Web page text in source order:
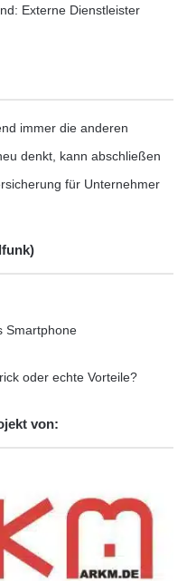
Externe Dienstleister
immer die anderen
denkt, kann abschließen
für Unternehmer
Smartphone
oder echte Vorteile?
von: